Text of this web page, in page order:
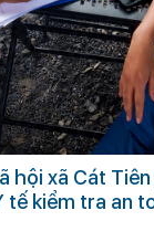
hội xã Cát
tế kiểm tra an
THPT